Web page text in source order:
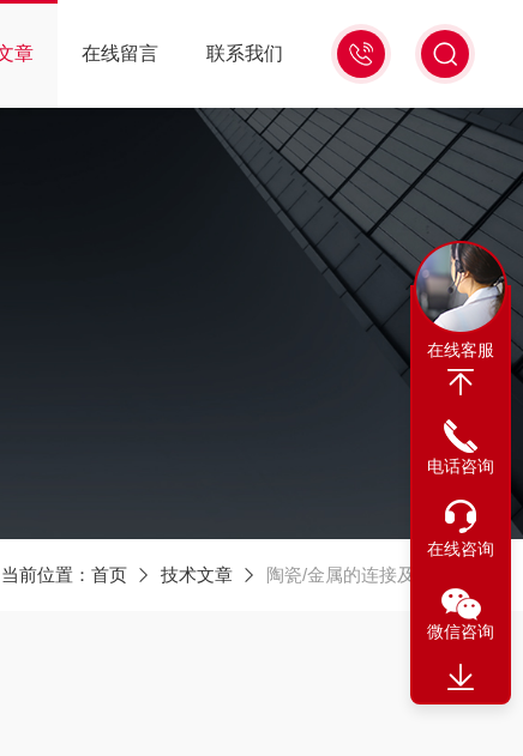
13311665350
章 在线留言 联系我们
当前位置： 首页 技术文章 陶瓷/金属的连接及应用
在线客服
电话咨询
在线咨询
微信咨询